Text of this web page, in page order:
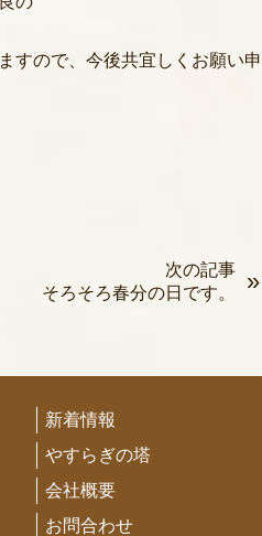
すので、今後共宜しくお願い申
次の記事
そろそろ春分の日です。
新着情報
やすらぎの塔
会社概要
お問合わせ